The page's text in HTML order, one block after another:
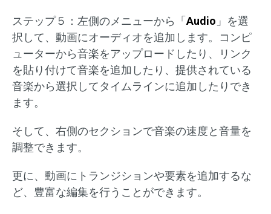
ステップ５：左側のメニューから「 Audio 」を選
択して、動画にオーディオを追加します。コンピ
ューターから音楽をアップロードしたり、リンク
を貼り付けて音楽を追加したり、提供されている
音楽から選択してタイムラインに追加したりでき
ます。
そして、右側のセクションで音楽の速度と音量を
調整できます。
更に、動画にトランジションや要素を追加するな
ど、豊富な編集を行うことができます。